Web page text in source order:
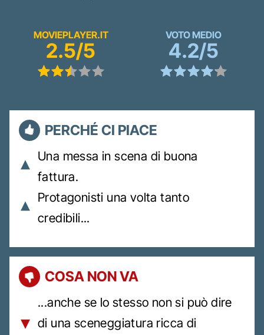
MOVIEPLAYER.IT
2.5/5
VOTO MEDIO
4.2/5
PERCHÉ CI PIACE
Una messa in scena di buona
fattura.
Protagonisti una volta tanto
credibili...
COSA NON VA
...anche se lo stesso non si può dire
di una sceneggiatura ricca di